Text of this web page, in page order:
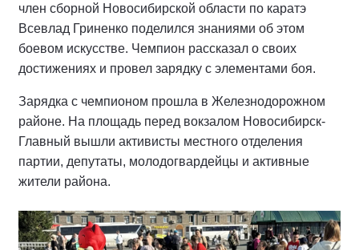
член сборной Новосибирской области по каратэ
Всевлад Гриненко поделился знаниями об этом
боевом искусстве. Чемпион рассказал о своих
достижениях и провел зарядку с элементами боя.
Зарядка с чемпионом прошла в Железнодорожном
районе. На площадь перед вокзалом Новосибирск-
Главный вышли активисты местного отделения
партии, депутаты, молодогвардейцы и активные
жители района.